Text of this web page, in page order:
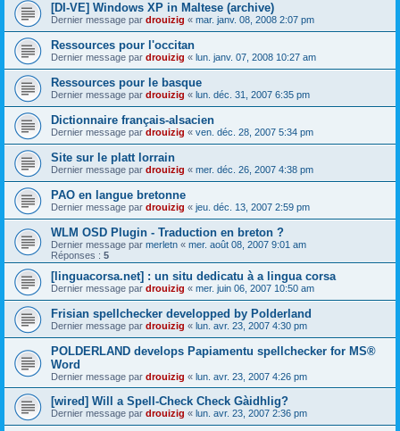
[DI-VE] Windows XP in Maltese (archive)
Dernier message par drouizig « mar. janv. 08, 2008 2:07 pm
Ressources pour l'occitan
Dernier message par drouizig « lun. janv. 07, 2008 10:27 am
Ressources pour le basque
Dernier message par drouizig « lun. déc. 31, 2007 6:35 pm
Dictionnaire français-alsacien
Dernier message par drouizig « ven. déc. 28, 2007 5:34 pm
Site sur le platt lorrain
Dernier message par drouizig « mer. déc. 26, 2007 4:38 pm
PAO en langue bretonne
Dernier message par drouizig « jeu. déc. 13, 2007 2:59 pm
WLM OSD Plugin - Traduction en breton ?
Dernier message par merletn « mer. août 08, 2007 9:01 am
Réponses : 5
[linguacorsa.net] : un situ dedicatu à a lingua corsa
Dernier message par drouizig « mer. juin 06, 2007 10:50 am
Frisian spellchecker developped by Polderland
Dernier message par drouizig « lun. avr. 23, 2007 4:30 pm
POLDERLAND develops Papiamentu spellchecker for MS®
Word
Dernier message par drouizig « lun. avr. 23, 2007 4:26 pm
[wired] Will a Spell-Check Check Gàidhlig?
Dernier message par drouizig « lun. avr. 23, 2007 2:36 pm